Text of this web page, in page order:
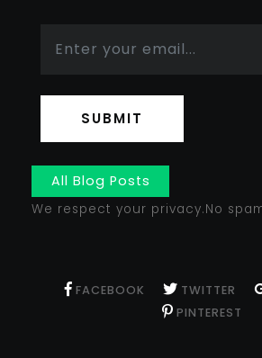
SUBMIT
All Blog Posts
We respect your privacy.No
FACEBOOK TWITTER
PINTEREST